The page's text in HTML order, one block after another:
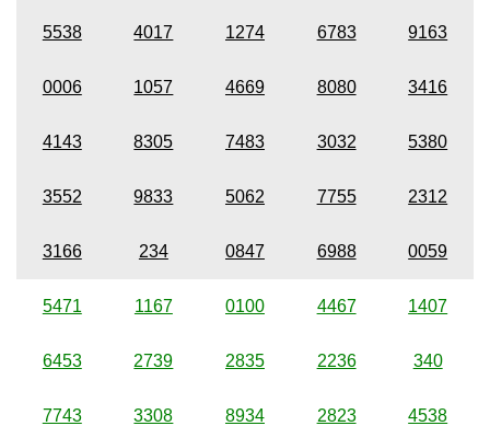
5538 4017 1274 6783 9163
0006 1057 4669 8080 3416
4143 8305 7483 3032 5380
3552 9833 5062 7755 2312
3166 234 0847 6988 0059
5471 1167 0100 4467 1407
6453 2739 2835 2236 340
7743 3308 8934 2823 4538